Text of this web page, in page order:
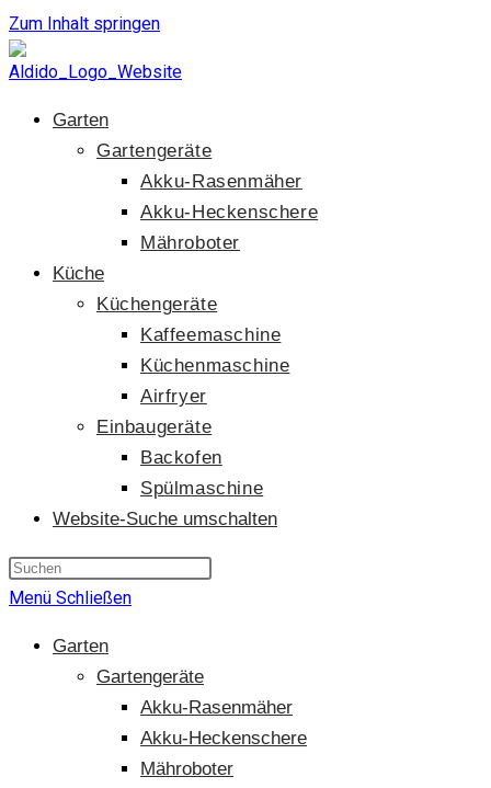
Zum Inhalt springen
Garten
Gartengeräte
Akku-Rasenmäher
Akku-Heckenschere
Mähroboter
Küche
Küchengeräte
Kaffeemaschine
Küchenmaschine
Airfryer
Einbaugeräte
Backofen
Spülmaschine
Website-Suche umschalten
Menü Schließen
Garten
Gartengeräte
Akku-Rasenmäher
Akku-Heckenschere
Mähroboter